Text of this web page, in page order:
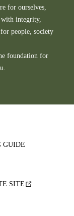
for ourselves,
with integrity,
people, society
foundation for
GUIDE
SITE